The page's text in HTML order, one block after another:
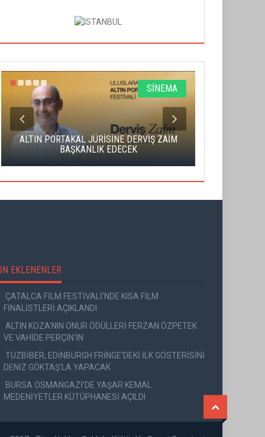
SİNEMA
ALTIN PORTAKAL JÜRİSİNE DERVİŞ ZAİM
BAŞKANLIK EDECEK
EKLENENLER
ÇATALCA FİLM FESTİVALİ'NDE KISA FİLM
FİNALİSTLERİ AÇIKLANDI
ALTIN KOZA'NIN ONUR ÖDÜLLERİ FERZAN ÖZPETEK
VE VAHİDE PERÇİN'İN
TUZBİBER, EDİNBURGH FRİNGE'DEKİ İLK GÖSTERİSİNİ
DENİZ GÖKTAŞ'LA YAPACAK
BURSA OSMANGAZİ'DE YAŞAR KEMAL
MEDENİYETLER KÜTÜPHANESİ AÇILDI